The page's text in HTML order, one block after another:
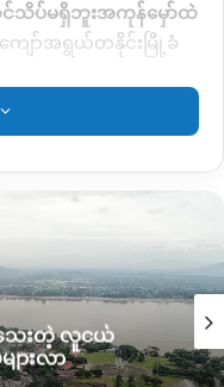
င်သိပ်မရှိဘူးအကုန်မှော်ထဲ
ကျော်အရွယ်တနိုင်းမြို့ခံ
ြီးခဲ့
စစ်ကောင်စီတပ်
ောင်စီပူးပေါင်းတပ်က
တ
ခဲ့ပေမယ့် အထိနာသွားတာ
င်တယ်လို့ သုံးသပ်နေကြပါ
ေးတဲ့ လူငယ်
ားလာ